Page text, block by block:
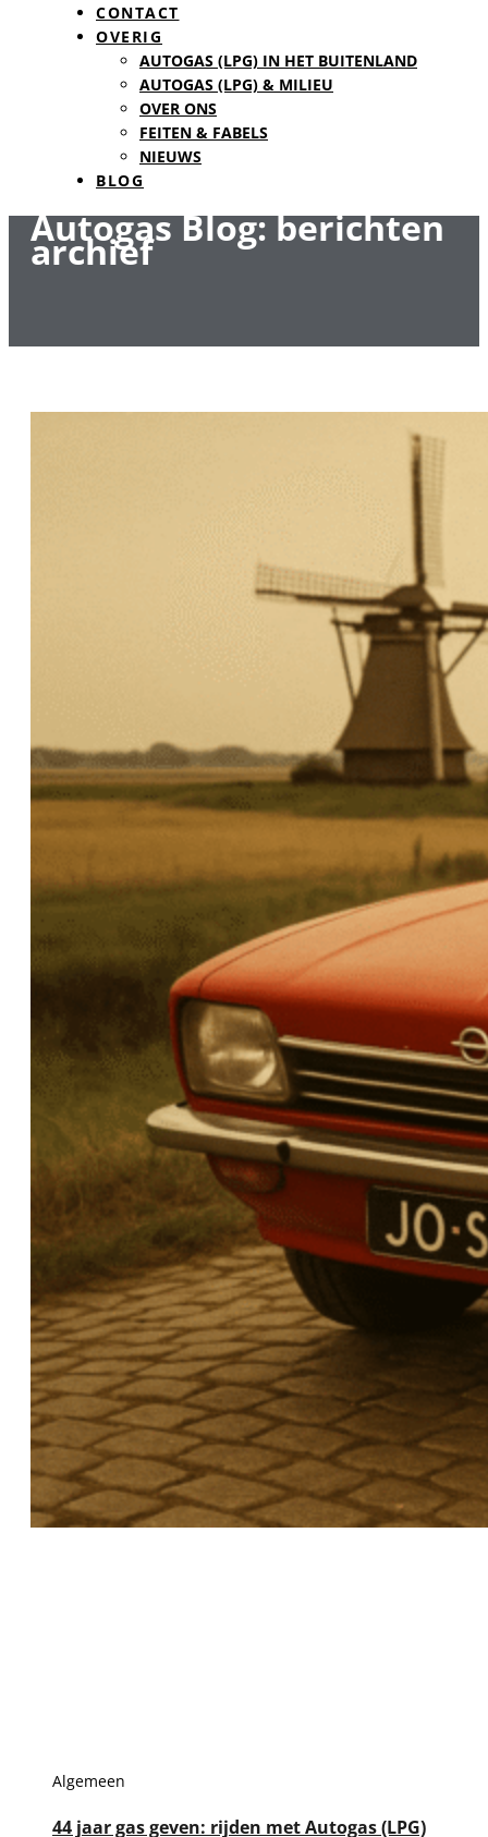
CONTACT
OVERIG
AUTOGAS (LPG) IN HET BUITENLAND
AUTOGAS (LPG) & MILIEU
OVER ONS
FEITEN & FABELS
NIEUWS
BLOG
Autogas Blog: berichten
archief
Algemeen
44 jaar gas geven: rijden met Autogas (LPG)